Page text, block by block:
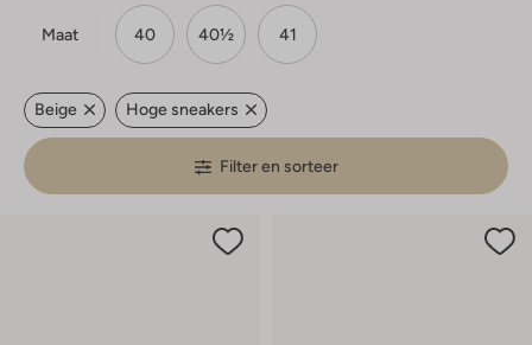
Maat 40 40½ 41
Beige Hoge sneakers
Filter en sorteer